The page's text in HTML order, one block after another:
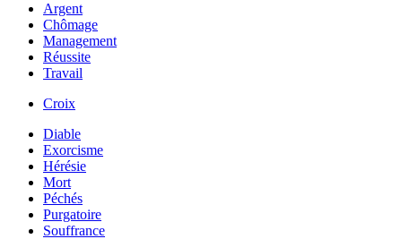
Argent
Chômage
Management
Réussite
Travail
Croix
Diable
Exorcisme
Hérésie
Mort
Péchés
Purgatoire
Souffrance